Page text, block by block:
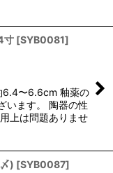
寸 [SYB0081]
6.4〜6.6cm 釉薬の
います。 陶器の性
上は問題ありませ
) [SYB0087]